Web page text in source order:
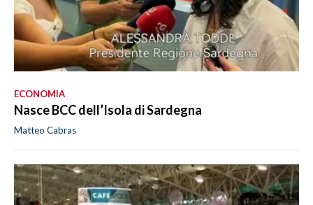
ECONOMIA
Nasce BCC dell’Isola di Sardegna
Matteo Cabras